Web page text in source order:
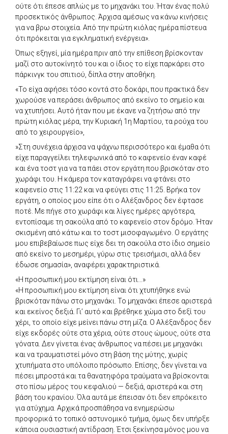
ούτε ότι έπεσε απλώς με το μηχανάκι του. Ήταν ένας πολύ
προσεκτικός άνθρωπος. Άρχισα αμέσως να κάνω κινήσεις
για να βρω στοιχεία. Από την πρώτη κιόλας ημέρα πίστευα
ότι πρόκειται για εγκληματική ενέργεια».
Όπως εξηγεί, μία ημέρα πριν από την επίθεση βρίσκονταν
μαζί στο αυτοκίνητό του και ο ίδιος το είχε παρκάρει στο
πάρκινγκ του σπιτιού, δίπλα στην αποθήκη.
«Το είχα αφήσει τόσο κοντά στο δοκάρι, που πρακτικά δεν
χωρούσε να περάσει άνθρωπος από εκείνο το σημείο και
να χτυπήσει. Αυτό ήταν που με έκανε να ζητήσω από την
πρώτη κιόλας μέρα, την Κυριακή 1η Μαρτίου, τα ρούχα του
από το χειρουργείο»,
»Στη συνέχεια άρχισα να ψάχνω περισσότερο και έμαθα ότι
είχε παραγγείλει τηλεφωνικά από το καφενείο έναν καφέ
και ένα τοστ για να τα πάει στον εργάτη που βρισκόταν στο
χωράφι του. Η κάμερα τον καταγράφει να φτάνει στο
καφενείο στις 11:22 και να φεύγει στις 11:25. Βρήκα τον
εργάτη, ο οποίος μου είπε ότι ο Αλέξανδρος δεν έφτασε
ποτέ. Με πήγε στο χωράφι και λίγες ημέρες αργότερα,
εντοπίσαμε τη σακούλα από το καφενείο στον δρόμο. Ήταν
σκισμένη από κάτω και το τοστ μισοφαγωμένο. Ο εργάτης
μου επιβεβαίωσε πως είχε δει τη σακούλα στο ίδιο σημείο
από εκείνο το μεσημέρι, γύρω στις τρεισήμισι, αλλά δεν
έδωσε σημασία», αναφέρει χαρακτηριστικά.
«Η προσωπική μου εκτίμηση είναι ότι…»
«Η προσωπική μου εκτίμηση είναι ότι χτυπήθηκε ενώ
βρισκόταν πάνω στο μηχανάκι. Το μηχανάκι έπεσε αριστερά
και εκείνος δεξιά. Γι’ αυτό και βρέθηκε χώμα στο δεξί του
χέρι, το οποίο είχε μείνει πάνω στη μίζα. Ο Αλέξανδρος δεν
είχε εκδορές ούτε στα χέρια, ούτε στους ώμους, ούτε στα
γόνατα. Δεν γίνεται ένας άνθρωπος να πέσει με μηχανάκι
και να τραυματιστεί μόνο στη βάση της μύτης, χωρίς
χτυπήματα στο υπόλοιπο πρόσωπο. Επίσης, δεν γίνεται να
πέσει μπροστά και τα θανατηφόρα τραύματα να βρίσκονται
στο πίσω μέρος του κεφαλιού — δεξιά, αριστερά και στη
βάση του κρανίου. Όλα αυτά με έπεισαν ότι δεν επρόκειτο
για ατύχημα. Αρχικά προσπάθησα να ενημερώσω
προφορικά το τοπικό αστυνομικό τμήμα, όμως δεν υπήρξε
κάποια ουσιαστική αντίδραση. Έτσι ξεκίνησα μόνος μου να